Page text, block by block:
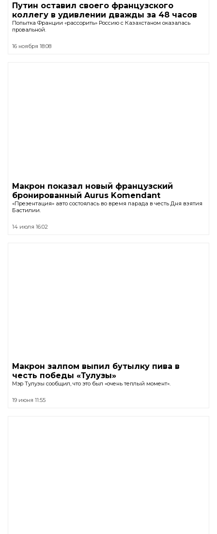
Путин оставил своего французского
коллегу в удивлении дважды за 48 часов
Попытка Франции «рассорить» Россию с Казахстаном оказалась
провальной.
16 ноября 18:08
Макрон показал новый французский
бронированный Aurus Komendant
«Презентация» авто состоялась во время парада в честь Дня взятия
Бастилии.
14 июля 16:02
Макрон залпом выпил бутылку пива в
честь победы «Тулузы»
Мэр Тулузы сообщил, что это был «очень теплый момент».
19 июня 11:55